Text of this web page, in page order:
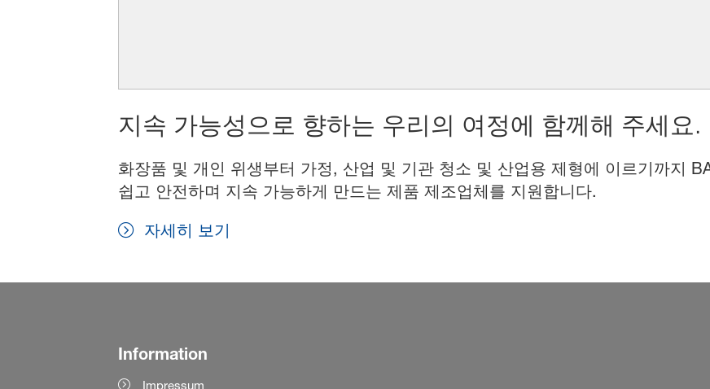
지속 가능성으로 향하는 우리의 여정에 함께해 주세요.
화장품 및 개인 위생부터 가정, 산업 및 기관 청소 및 산업용 제형에 이르기까지
쉽고 안전하며 지속 가능하게 만드는 제품 제조업체를 지원합니다.
자세히 보기
Information
Impressum